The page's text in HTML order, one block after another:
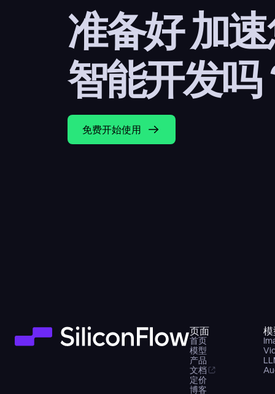
准备好 加
智能开发吗
免费开始使用
页面
首页
模型
产品
文档
定价
博客